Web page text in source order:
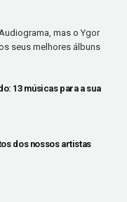
mas o Ygor
seus melhores álbuns
13 músicas para a sua
dos nossos artistas